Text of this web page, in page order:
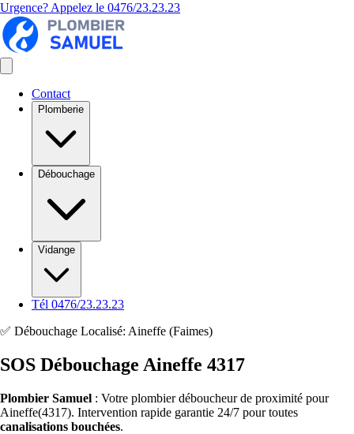
Urgence? Appelez le 0476/23.23.23
Contact
Plomberie
Débouchage
Vidange
Tél 0476/23.23.23
✅ Débouchage Localisé: Aineffe (Faimes)
SOS Débouchage Aineffe 4317
Plombier Samuel : Votre plombier déboucheur de proximité pour
Aineffe(4317). Intervention rapide garantie 24/7 pour toutes
canalisations bouchées.